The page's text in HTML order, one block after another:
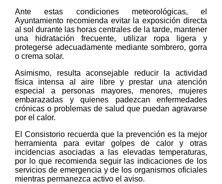
Ante estas condiciones meteorológicas, el
Ayuntamiento recomienda evitar la exposición directa
al sol durante las horas centrales de la tarde, mantener
una hidratación frecuente, utilizar ropa ligera y
protegerse adecuadamente mediante sombrero, gorra
o crema solar.
Asimismo, resulta aconsejable reducir la actividad
física intensa al aire libre y prestar una atención
especial a personas mayores, menores, mujeres
embarazadas y quienes padezcan enfermedades
crónicas o problemas de salud que puedan agravarse
por el calor.
El Consistorio recuerda que la prevención es la mejor
herramienta para evitar golpes de calor y otras
incidencias asociadas a las elevadas temperaturas,
por lo que recomienda seguir las indicaciones de los
servicios de emergencia y de los organismos oficiales
mientras permanezca activo el aviso.